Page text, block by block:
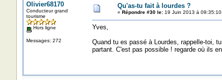
Olivier68170
Conducteur grand
tourisme
Hors ligne
Messages: 272
Qu'as-tu fait à lourdes ?
« Répondre #30 le:19 Juin 2013 à 09:35:10
Yves,
Quand tu es passé à Lourdes, rappelle-toi,
partant. C'est pas possible ! regarde où ils